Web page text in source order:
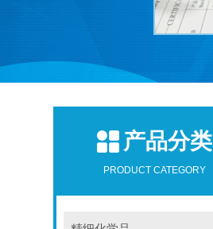
产品分类
PRODUCT CATEGORY